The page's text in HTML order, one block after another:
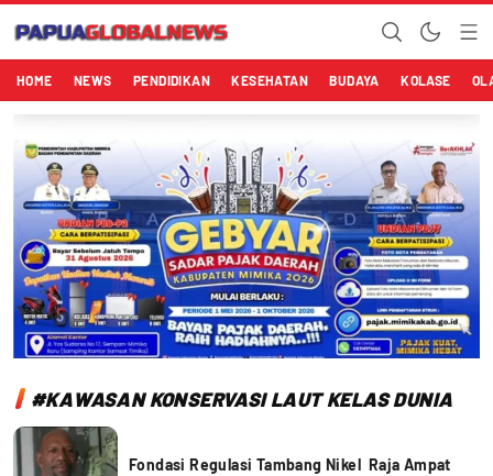
Papuaglobalnews.com
Menulis Fakta dengan Hati Bening
HOME NEWS PENDIDIKAN KESEHATAN BUDAYA KOLASE
#KAWASAN KONSERVASI LAUT KELAS DUNIA
Fondasi Regulasi Tambang Nikel Raja Ampat